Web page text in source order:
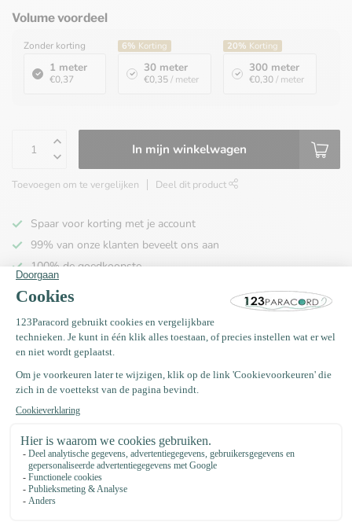
Volume voordeel
Zonder korting
1 meter
€0,37
6% Korting
30 meter
€0,35/ meter
20% Korting
300 meter
€0,30/ meter
In mijn winkelwagen
Toevoegen om te vergelijken Deel dit product
Spaar voor korting met je account
99% van onze klanten beveelt ons aan
100% de goedkoopste
Gratis verzending binnen NL vanaf € 65,00!
Productomschrijving
Specificaties
Recent bekeken